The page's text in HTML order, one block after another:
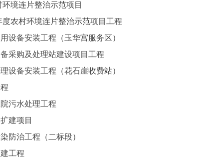
境连片整治示范项目
农村环境连片整治示范项目工程
设备安装工程（玉华宫服务区）
采购及处理站建设项目工程
设备安装工程（花石崖收费站）
污水处理工程
建项目
防治工程（二标段）
工程